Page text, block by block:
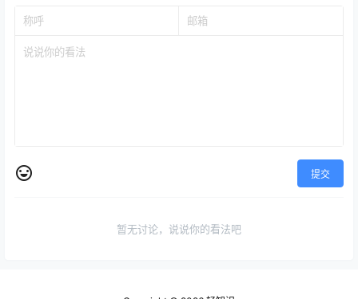
提交
暂无讨论，说说你的看法吧